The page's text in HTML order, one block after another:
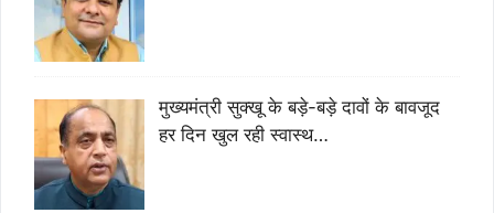
मुख्यमंत्री सुक्खू के बड़े-बड़े दावों के बावजूद
हर दिन खुल रही स्वास्थ…